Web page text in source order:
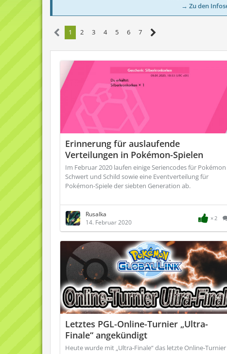
→ Zu den
1 2 3 4 5 6 7
Erinnerung für auslaufende
Verteilungen in Pokémon-Spielen
Im Februar 2020 laufen einige Seriencodes für Pokémon
Schwert und Schild sowie eine Eventverteilung für
Pokémon-Spiele der siebten Generation ab.
Rusalka
14. Februar 2020
2
Letztes PGL-Online-Turnier „Ultra-
Finale“ angekündigt
Heute wurde mit „Ultra-Finale“ das letzte Online-Turnier